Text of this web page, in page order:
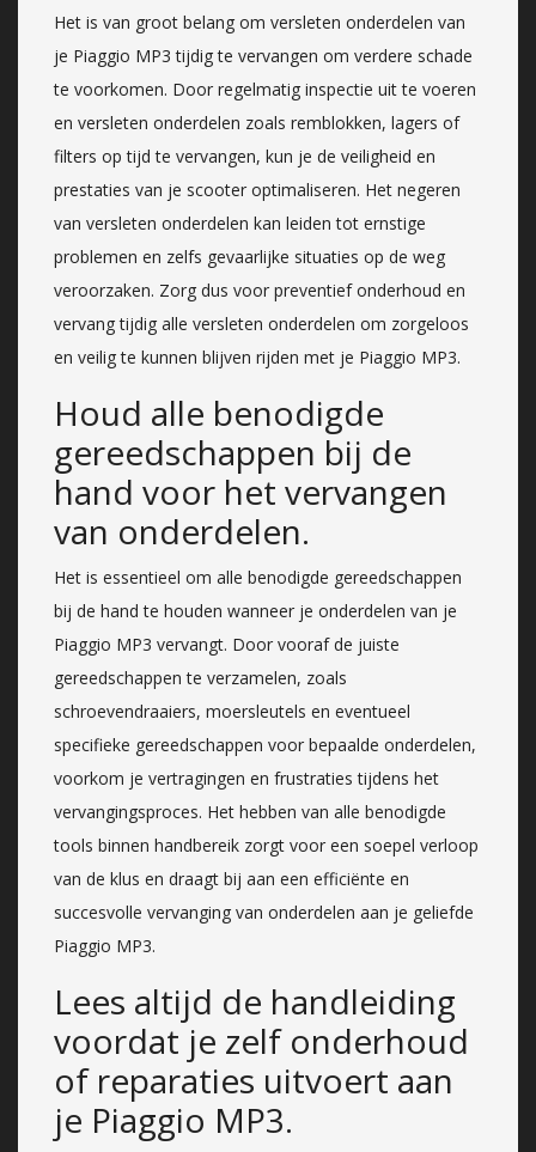
Het is van groot belang om versleten onderdelen van
je Piaggio MP3 tijdig te vervangen om verdere schade
te voorkomen. Door regelmatig inspectie uit te voeren
en versleten onderdelen zoals remblokken, lagers of
filters op tijd te vervangen, kun je de veiligheid en
prestaties van je scooter optimaliseren. Het negeren
van versleten onderdelen kan leiden tot ernstige
problemen en zelfs gevaarlijke situaties op de weg
veroorzaken. Zorg dus voor preventief onderhoud en
vervang tijdig alle versleten onderdelen om zorgeloos
en veilig te kunnen blijven rijden met je Piaggio MP3.
Houd alle benodigde
gereedschappen bij de
hand voor het vervangen
van onderdelen.
Het is essentieel om alle benodigde gereedschappen
bij de hand te houden wanneer je onderdelen van je
Piaggio MP3 vervangt. Door vooraf de juiste
gereedschappen te verzamelen, zoals
schroevendraaiers, moersleutels en eventueel
specifieke gereedschappen voor bepaalde onderdelen,
voorkom je vertragingen en frustraties tijdens het
vervangingsproces. Het hebben van alle benodigde
tools binnen handbereik zorgt voor een soepel verloop
van de klus en draagt bij aan een efficiënte en
succesvolle vervanging van onderdelen aan je geliefde
Piaggio MP3.
Lees altijd de handleiding
voordat je zelf onderhoud
of reparaties uitvoert aan
je Piaggio MP3.